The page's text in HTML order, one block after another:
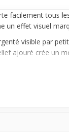
facilement tous
un effet visuel
visible par
ajouré crée un
à la porter seule